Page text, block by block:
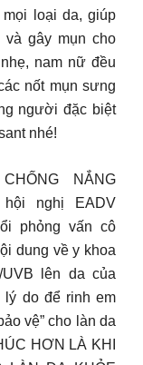
loại da, giúp
và gây mụn cho
nam nữ đều
nốt mụn sưng
người đặc biệt
nhé!
NẮNG
hội nghị EADV
phỏng vấn cô
dung về y khoa
lên da của
lý do để rinh em
vệ” cho làn da
HƠN LÀ KHI